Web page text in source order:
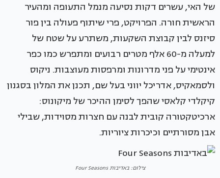
של האי, עשרים דקות נסיעה מנמל התעופה ומהעיר
הראשית חורה. הפרויקט, פרי שיתוף פעולה בין פור
סיזנס לבין קבוצת השקעות, משתרע על שטח של
למעלה מ-60 אלף מטרים רבועים ומתפרש כמו כפר
אינטימי על פני מדרונות ומרפסות מעוצבות. ניקוס
ולסמאקיס, אדריכל יווני בעל שם, תכנן את המלון בסגנון
קיקלדי קלאסי שהפך לסימן ההיכר של מיקונוס:
ארכיטקטורה קובית לבנה עם חצרות מסוידות, שבילי
אבן מסורתיים וכיכרות ציוריות.
צילום: באדיבות Four Seasons